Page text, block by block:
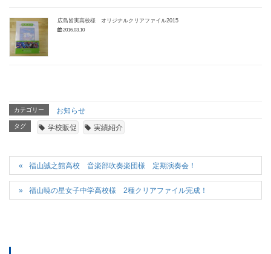
広島皆実高校様 オリジナルクリアファイル2015
2016.03.10
カテゴリー お知らせ
タグ 学校販促 実績紹介
福山誠之館高校 音楽部吹奏楽団様 定期演奏会！
福山暁の星女子中学高校様 2種クリアファイル完成！